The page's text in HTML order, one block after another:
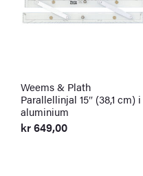
Weems & Plath
Parallellinjal 15″ (38,1 cm) i
aluminium
kr649,00